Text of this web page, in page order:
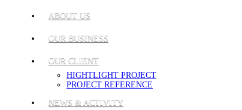
ABOUT US
OUR BUSINESS
OUR CLIENT
HIGHTLIGHT PROJECT
PROJECT REFERENCE
NEWS & ACTIVITY